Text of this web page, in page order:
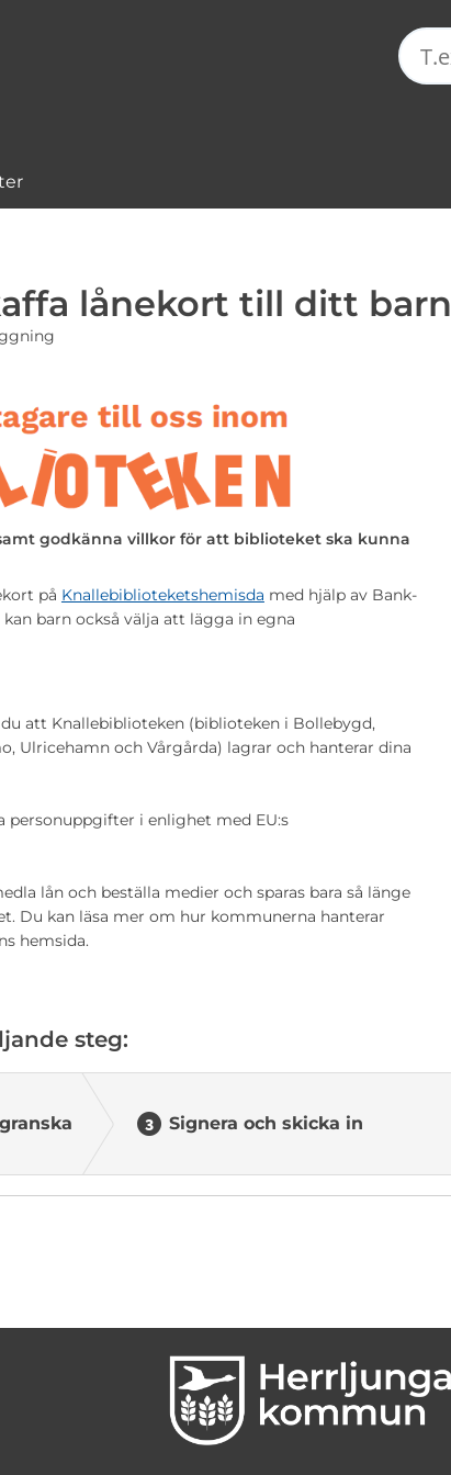
lånekort till ditt barn
godkänna villkor för att biblioteket ska kunna
på Knallebiblioteketshemisda med hjälp av Bank-
barn också välja att lägga in egna
att Knallebiblioteken (biblioteken i Bollebygd,
Ulricehamn och Vårgårda) lagrar och hanterar dina
i enlighet med EU:s
lån och beställa medier och sparas bara så länge
Du kan läsa mer om hur kommunerna hanterar
hemsida.
steg:
Signera och skicka in